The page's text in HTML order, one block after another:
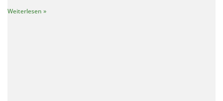
Weiterlesen »